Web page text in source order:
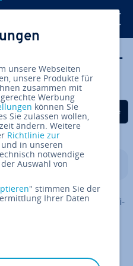
So funk­
Facebook teilen
Auf Twitter teilen
Auf LinkedIn
Sie dafür, dass das
ausführt, bis eine de­fi­
wurde. Die Schleife
kom­bi­niert werden.
unsere Webseiten
unsere Produkte für
zusammen mit
Werbung
können Sie
Sie zulassen wollen,
ändern. Weitere
Richtlinie zur
und in unseren
notwendige
Auswahl von
" stimmen Sie der
Ihrer Daten